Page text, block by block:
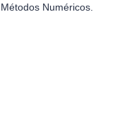
Métodos Numéricos.